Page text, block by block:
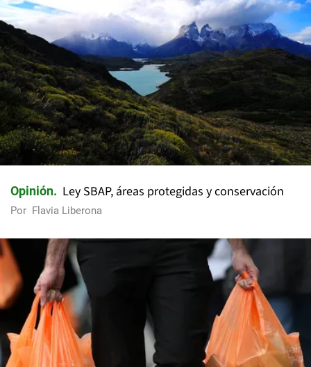
Opinión Ley SBAP, áreas protegidas y conservación
Por Flavia Liberona